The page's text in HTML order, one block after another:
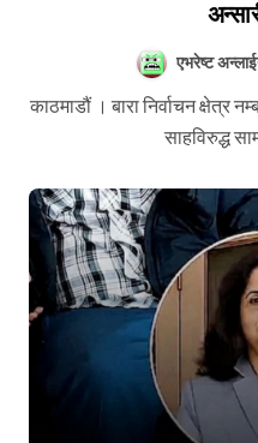
एभरेष्ट
काठमाडौं । बारा निर्वाचन क्षेत्र नम्बर ३ का प्रतिनिधि सभा सदस्य अरबिन्द
साहविरुद्ध